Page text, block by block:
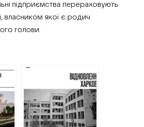
підприємства перераховують
власником якої є родич
голови.
Держпром
замовив проєкт
реставрації вікон
та вітражів за пів
мільйона гривень